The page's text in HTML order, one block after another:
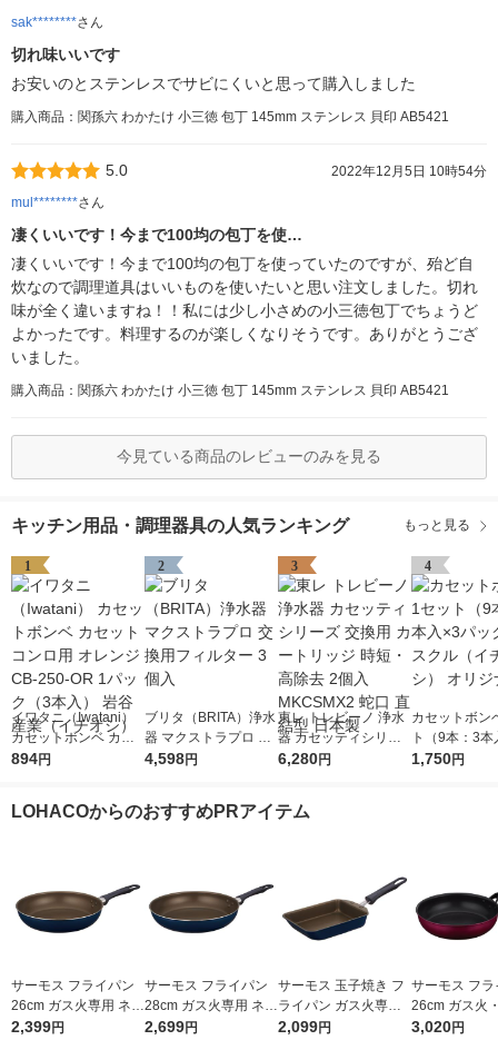
sak********さん
切れ味いいです
お安いのとステンレスでサビにくいと思って購入しました
購入商品：関孫六 わかたけ 小三徳 包丁 145mm ステンレス 貝印 AB5421
5.0
2022年12月5日 10時54分
mul********さん
凄くいいです！今まで100均の包丁を使…
凄くいいです！今まで100均の包丁を使っていたのですが、殆ど自
炊なので調理道具はいいものを使いたいと思い注文しました。切れ
味が全く違いますね！！私には少し小さめの小三徳包丁でちょうど
よかったです。料理するのが楽しくなりそうです。ありがとうござ
いました。
購入商品：関孫六 わかたけ 小三徳 包丁 145mm ステンレス 貝印 AB5421
今見ている商品のレビューのみを見る
キッチン用品・調理器具の人気ランキング もっと見る
1
イワタニ（Iwatani）
カセットボンベ カセ
ットコンロ用 オレン
（イチオシ）
894円
2
ブリタ（BRITA）浄水
器 マクストラプロ 交
換用フィルター 3個入
4,598円
3
東レ トレビーノ 浄水
器 カセッティシリー
ズ 交換用 カートリッ
結型 日本製
6,280円
4
カセットボン
ト（9本：3
ック） アス
1,750円
LOHACOからのおすすめPRアイテム
サーモス フライパン
26cm ガス火専用 ネイ
ビー KFI-026 NVY 1個
2,399円
サーモス フライパン
28cm ガス火専用 ネイ
ビー KFI-028 NVY 1個
2,699円
サーモス 玉子焼き フ
ライパン ガス火専用
ネイビー KFI-013E N
2,099円
サーモス フラ
26cm ガス火
レッド KFM-
3,020円